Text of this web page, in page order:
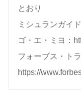
とおり
ミシュランガイ
ゴ・エ・ミヨ：
フォーブス・ト
https://